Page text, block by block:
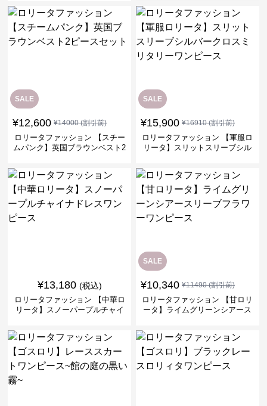
SALE
¥12,600 ¥14000(割引前)
ロリータファッション 【スチー
ムパンク】英国ブラウンベスト2
SALE
¥15,900 ¥16910(割引前)
ロリータファッション 【軍服ロ
リータ】スリットスリーブシル
¥13,180 (税込)
ロリータファッション 【中華ロ
リータ】スノーパープルチャイ
SALE
¥10,340 ¥11490(割引前)
ロリータファッション 【甘ロリ
ータ】ライムグリーンシアース